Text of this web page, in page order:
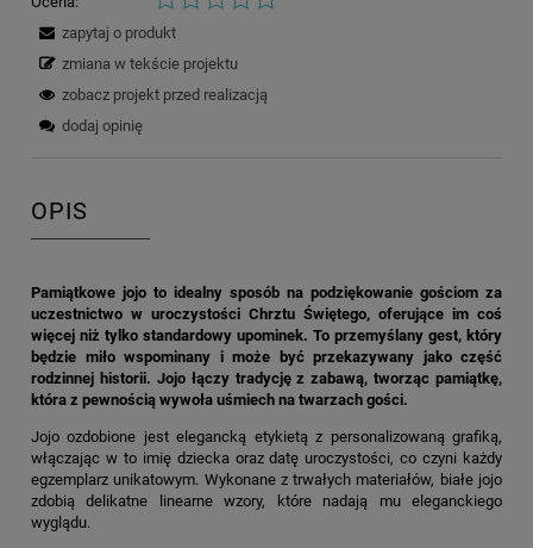
zapytaj o produkt
zmiana w tekście projektu
zobacz projekt przed realizacją
dodaj opinię
OPIS
Pamiątkowe jojo to idealny sposób na podziękowanie gościom za
uczestnictwo w uroczystości Chrztu Świętego, oferujące im coś
więcej niż tylko standardowy upominek. To przemyślany gest, który
będzie miło wspominany i może być przekazywany jako część
rodzinnej historii. Jojo łączy tradycję z zabawą, tworząc pamiątkę,
która z pewnością wywoła uśmiech na twarzach gości.
Jojo ozdobione jest elegancką etykietą z personalizowaną grafiką,
włączając w to imię dziecka oraz datę uroczystości, co czyni każdy
egzemplarz unikatowym. Wykonane z trwałych materiałów, białe jojo
zdobią delikatne linearne wzory, które nadają mu eleganckiego
wyglądu.